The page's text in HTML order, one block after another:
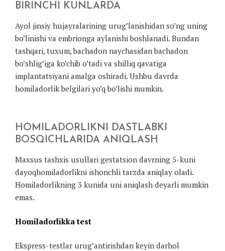
BIRINCHI KUNLARDA
Ayol jinsiy hujayralarining urug’lanishidan so’ng uning
bo’linishi va embrionga aylanishi boshlanadi. Bundan
tashqari, tuxum, bachadon naychasidan bachadon
bo’shlig’iga ko’chib o’tadi va shilliq qavatiga
implantatsiyani amalga oshiradi. Ushbu davrda
homiladorlik belgilari yo’q bo’lishi mumkin.
HOMILADORLIKNI DASTLABKI
BOSQICHLARIDA ANIQLASH
Maxsus tashxis usullari gestatsion davrning 5-kuni
dayoqhomiladorlikni ishonchli tarzda aniqlay oladi.
Homiladorlikning 3 kunida uni aniqlash deyarli mumkin
emas.
Homiladorlikka test
Ekspress-testlar urug’antirishdan keyin darhol